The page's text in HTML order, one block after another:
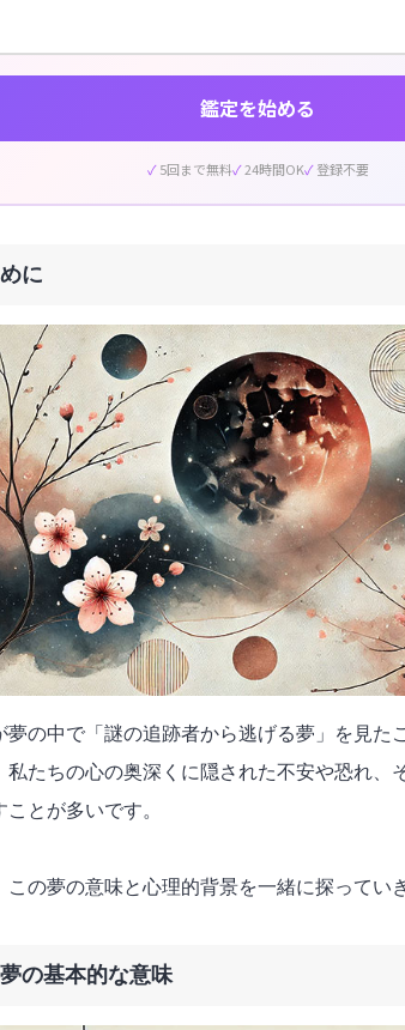
鑑定を始める
5回まで無料 24時間OK 登録不要
に
夢の中で「謎の追跡者から逃げる夢」を見た
私たちの心の奥深くに隠された不安や恐れ、
ことが多いです。
この夢の意味と心理的背景を一緒に探ってい
の基本的な意味